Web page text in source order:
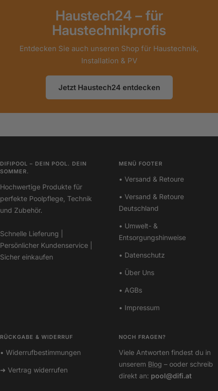
Haustech24 – für
Haustechnikprofis
Entdecken Sie auch unseren Shop für Haustechnik,
Installation & PV
Jetzt Haustech24 entdecken
DIFIPOOL – DEIN POOL. DEIN
SOMMER.
Hochwertige Produkte für
perfekte Poolpflege, Technik
und Zubehör.
Schnelle Lieferung |
Persönlicher Kundenservice |
Sicher einkaufen
MENÜ FOOTER
• Versand & Retoure
• Versand & Retoure
Deutschland
• Umwelt- &
Entsorgungshinweise
• Datenschutz
• Über Uns
• AGBs
• Impressum
RÜCKGABE & WIDERRUF
• Widerrufbestimmungen
➜ Vertrag widerrufen
NOCH FRAGEN?
Viele Antworten findest du in
unserem Blog – ooder schreib
direkt an: pool@difi.at